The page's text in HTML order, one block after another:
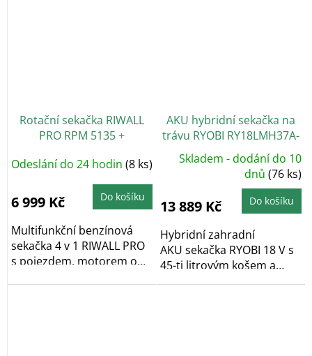
Rotační sekačka RIWALL
PRO RPM 5135+
Odeslání do 24 hodin (8 ks)
6 999 Kč Do košíku
Multifunkční benzínová
sekačka 4 v 1 RIWALL PRO
s pojezdem, motorem o
AKU hybridní sekačka na
trávu RYOBI RY18LMH37A-
250+ Nabroušení nože
zdarma
Skladem - dodání do 10
dnů (76 ks)
13 889 Kč Do košíku
Hybridní zahradní
AKU sekačka RYOBI 18 V s
45-ti litrovým košem a
šířkou...